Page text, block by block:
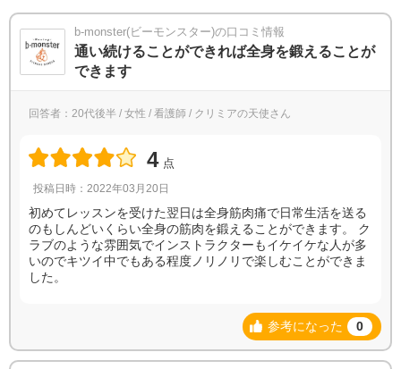
b-monster(ビーモンスター)の口コミ情報
通い続けることができれば全身を鍛えることが
できます
回答者：20代後半 / 女性 / 看護師 / クリミアの天使さん
4 点
投稿日時：2022年03月20日
初めてレッスンを受けた翌日は全身筋肉痛で日常生活を送る
のもしんどいくらい全身の筋肉を鍛えることができます。 ク
ラブのような雰囲気でインストラクターもイケイケな人が多
いのでキツイ中でもある程度ノリノリで楽しむことができま
した。
参考になった 0